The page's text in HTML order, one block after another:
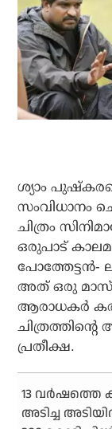
ശ്യാം
സംവിധാനം
ചിത്രം
ഒരുപാട്
പോത്തേട്ടന്‍-
അത് ഒരു മാസ്
ആരാധകര്‍
പ്രതീക്ഷ.
13 വര്‍ഷത്തെ
അടിച്ച